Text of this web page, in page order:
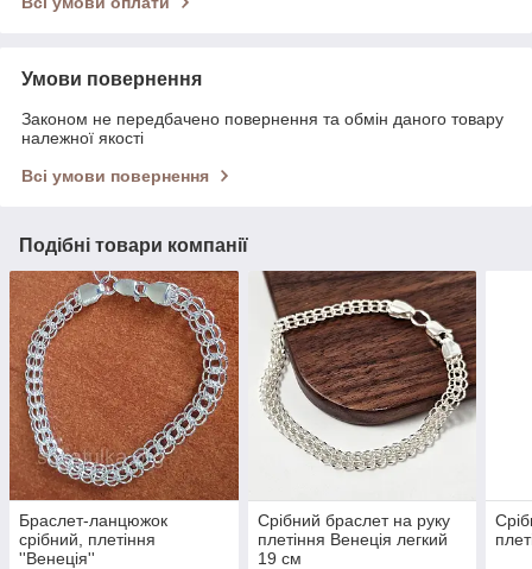
Умови повернення
Законом не передбачено повернення та обмін даного товару
належної якості
Всі умови повернення
Подібні товари компанії
Браслет-ланцюжок
срібний, плетіння
''Венеція''
Срібний браслет на руку
плетіння Венеція легкий
19 см